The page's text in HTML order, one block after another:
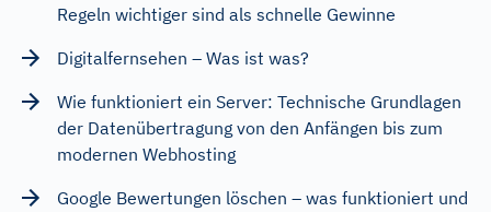
Regeln wichtiger sind als schnelle Gewinne
Digitalfernsehen – Was ist was?
Wie funktioniert ein Server: Technische Grundlagen
der Datenübertragung von den Anfängen bis zum
modernen Webhosting
Google Bewertungen löschen – was funktioniert und